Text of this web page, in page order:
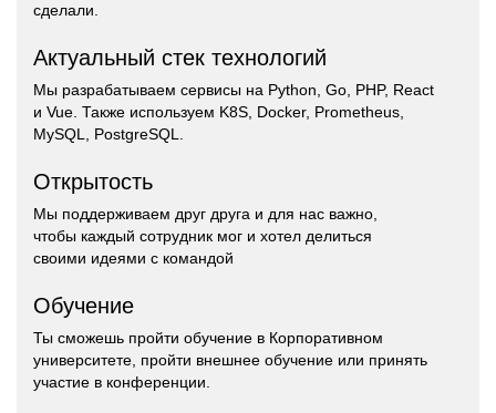
сделали.
Актуальный стек технологий
Мы разрабатываем сервисы на Python, Go, PHP, React
и Vue. Также используем K8S, Docker, Prometheus,
MySQL, PostgreSQL.
Открытость
Мы поддерживаем друг друга и для нас важно,
чтобы каждый сотрудник мог и хотел делиться
своими идеями с командой
Обучение
Ты сможешь пройти обучение в Корпоративном
университете, пройти внешнее обучение или принять
участие в конференции.